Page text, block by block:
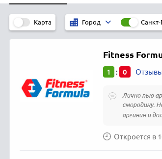
Карта Город Санкт-
Fitness
1 : 0
Лично пью
смородину.
аргинин и
Откроется в